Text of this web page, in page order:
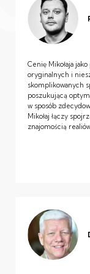
Cenię Mikołaja
oryginalnych i
skomplikowanych
poszukującą
w sposób
Mikołaj łączy
znajomością